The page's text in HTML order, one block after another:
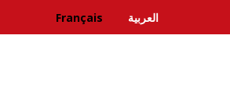
العربية Français